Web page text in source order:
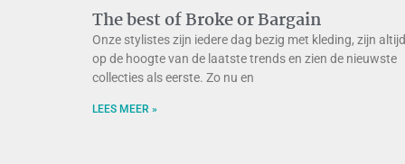
The best of Broke or Bargain
Onze stylistes zijn iedere dag bezig met kleding, zijn altijd
op de hoogte van de laatste trends en zien de nieuwste
collecties als eerste. Zo nu en
LEES MEER »